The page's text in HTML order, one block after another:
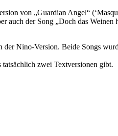
von „Guardian Angel“
auch der Song „Doch das Weinen
Nino-Version. Beide Songs
tatsächlich zwei Textversionen gibt.